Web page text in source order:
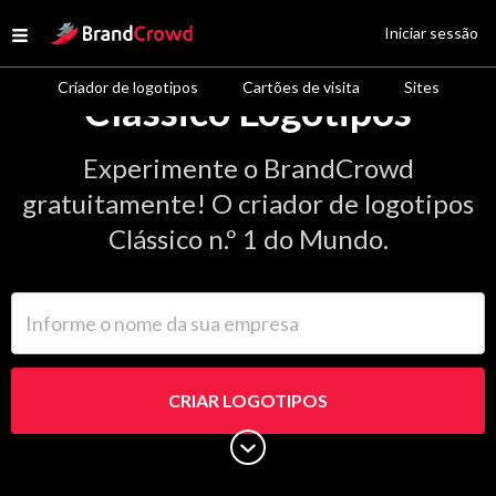
Open menu
Site Logo
Criador de logotipos Cartões de visita Sites
Iniciar sessão
Clássico Logotipos
Experimente o BrandCrowd
gratuitamente! O criador de logotipos
Clássico n.º 1 do Mundo.
CRIAR LOGOTIPOS